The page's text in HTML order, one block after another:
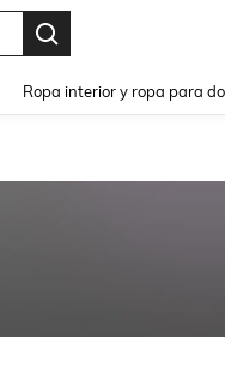
Ropa interior y ropa para